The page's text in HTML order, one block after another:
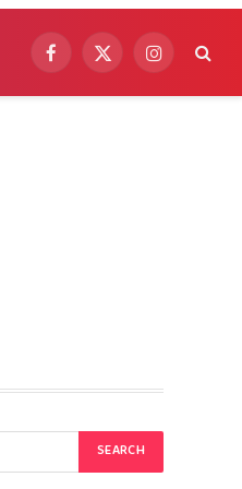
Facebook
X
Instagram